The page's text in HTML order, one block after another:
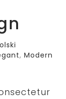
, Modern